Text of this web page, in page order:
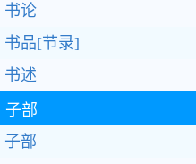
书论
书品[节录]
书述
子部
子部